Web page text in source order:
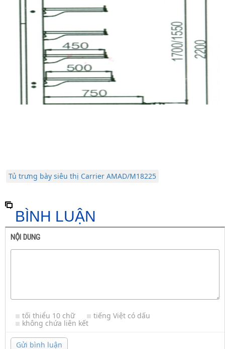
Tủ trưng bày siêu thị Carrier AMAD/M18225
BÌNH LUẬN
NỘI DUNG
tối thiểu 10 chữ tiếng Việt có dấu
không chứa liên kết
Gửi bình luận